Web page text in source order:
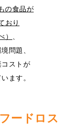
の食品が
おり
）
問題、
ストが
ます。
ードロス